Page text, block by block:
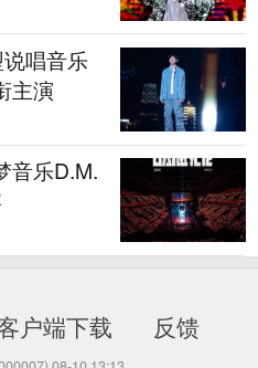
唱音乐
主演
音乐D.M.
户端下载 反馈